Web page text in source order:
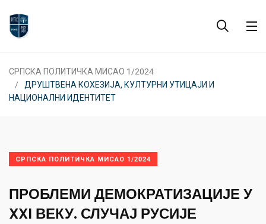
СРПСКА ПОЛИТИЧКА МИСАО 1/2024
ДРУШТВЕНА КОХЕЗИЈА, КУЛТУРНИ УТИЦАЈИ И
НАЦИОНАЛНИ ИДЕНТИТЕТ
СРПСКА ПОЛИТИЧКА МИСАО 1/2024
ПРОБЛЕМИ ДЕМОКРАТИЗАЦИЈЕ У
XXI ВЕКУ. СЛУЧАЈ РУСИЈЕ